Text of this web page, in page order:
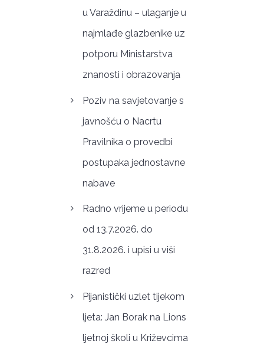
u Varaždinu – ulaganje u
najmlađe glazbenike uz
potporu Ministarstva
znanosti i obrazovanja
Poziv na savjetovanje s
javnošću o Nacrtu
Pravilnika o provedbi
postupaka jednostavne
nabave
Radno vrijeme u periodu
od 13.7.2026. do
31.8.2026. i upisi u viši
razred
Pijanistički uzlet tijekom
ljeta: Jan Borak na Lions
ljetnoj školi u Križevcima